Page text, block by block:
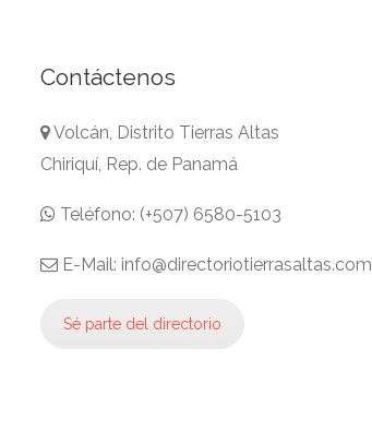
Contáctenos
Volcán, Distrito Tierras Altas
Chiriquí, Rep. de Panamá
Teléfono: (+507) 6580-5103
E-Mail: info@directoriotierrasaltas.com
Sé parte del directorio